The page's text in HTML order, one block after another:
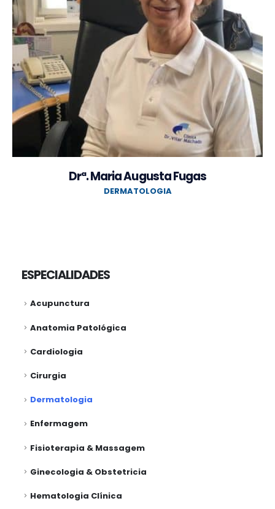
Drª. Maria Augusta Fugas
DERMATOLOGIA
ESPECIALIDADES
Acupunctura
Anatomia Patológica
Cardiologia
Cirurgia
Dermatologia
Enfermagem
Fisioterapia & Massagem
Ginecologia & Obstetricia
Hematologia Clínica